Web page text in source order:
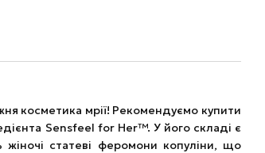
косметика мрії! Рекомендуємо купити
Sensfeel for Her™. У його складі є
статеві феромони копуліни, що